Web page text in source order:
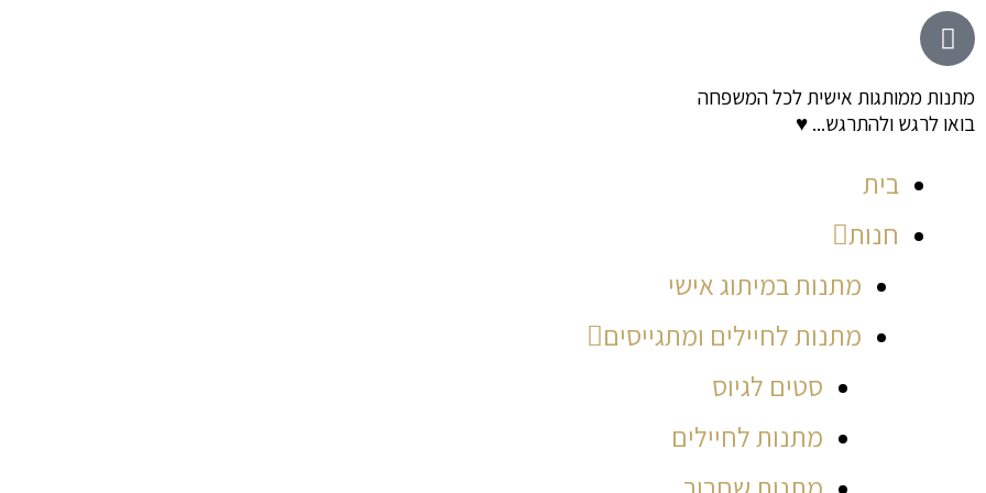
לתוכן
דילוג
לתוכן
מתנות ממותגות אישית לכל המשפחה
בואו לרגש ולהתרגש... ♥
בית
חנות
מתנות במיתוג אישי
מתנות לחיילים ומתגייסים
סטים לגיוס
מתנות לחיילים